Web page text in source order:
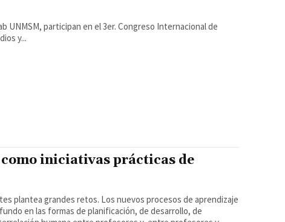
UNMSM, participan en el 3er. Congreso Internacional de
y...
iniciativas prácticas de
plantea grandes retos. Los nuevos procesos de aprendizaje
en las formas de planificación, de desarrollo, de